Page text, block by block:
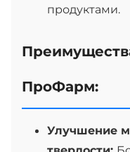
продуктами.
ПроФарм:
Улучшение